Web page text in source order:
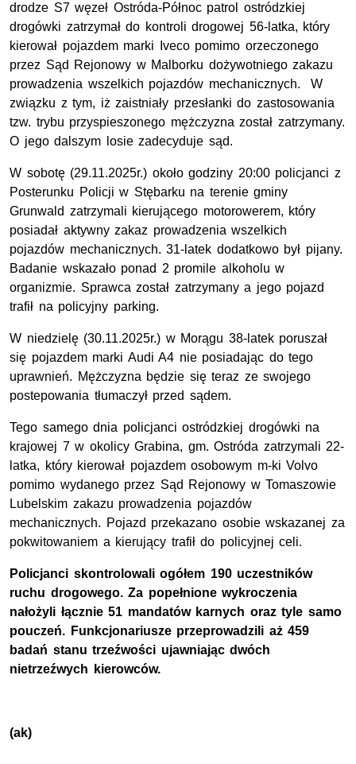
drodze S7 węzeł Ostróda-Północ patrol ostródzkiej
drogówki zatrzymał do kontroli drogowej 56-latka, który
kierował pojazdem marki Iveco pomimo orzeczonego
przez Sąd Rejonowy w Malborku dożywotniego zakazu
prowadzenia wszelkich pojazdów mechanicznych. W
związku z tym, iż zaistniały przesłanki do zastosowania
tzw. trybu przyspieszonego mężczyzna został zatrzymany.
O jego dalszym losie zadecyduje sąd.
W sobotę (29.11.2025r.) około godziny 20:00 policjanci z
Posterunku Policji w Stębarku na terenie gminy
Grunwald zatrzymali kierującego motorowerem, który
posiadał aktywny zakaz prowadzenia wszelkich
pojazdów mechanicznych. 31-latek dodatkowo był pijany.
Badanie wskazało ponad 2 promile alkoholu w
organizmie. Sprawca został zatrzymany a jego pojazd
trafił na policyjny parking.
W niedzielę (30.11.2025r.) w Morągu 38-latek poruszał
się pojazdem marki Audi A4 nie posiadając do tego
uprawnień. Mężczyzna będzie się teraz ze swojego
postepowania tłumaczył przed sądem.
Tego samego dnia policjanci ostródzkiej drogówki na
krajowej 7 w okolicy Grabina, gm. Ostróda zatrzymali 22-
latka, który kierował pojazdem osobowym m-ki Volvo
pomimo wydanego przez Sąd Rejonowy w Tomaszowie
Lubelskim zakazu prowadzenia pojazdów
mechanicznych. Pojazd przekazano osobie wskazanej za
pokwitowaniem a kierujący trafił do policyjnej celi.
Policjanci skontrolowali ogółem 190 uczestników
ruchu drogowego. Za popełnione wykroczenia
nałożyli łącznie 51 mandatów karnych oraz tyle samo
pouczeń. Funkcjonariusze przeprowadzili aż 459
badań stanu trzeźwości ujawniając dwóch
nietrzeźwych kierowców.
(ak)